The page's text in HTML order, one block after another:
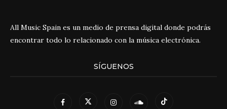
All Music Spain es un medio de prensa digital donde podrás
encontrar todo lo relacionado con la música electrónica.
SÍGUENOS